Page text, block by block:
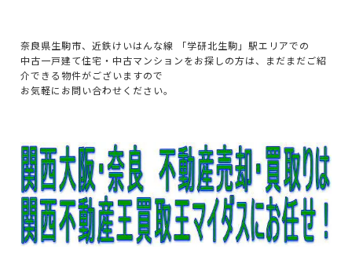
奈良県生駒市、近鉄けいはんな線 「学研北生駒」駅エリアでの
中古一戸建て住宅・中古マンションをお探しの方は、まだまだご紹
介できる物件がございますので
お気軽にお問い合わせください。